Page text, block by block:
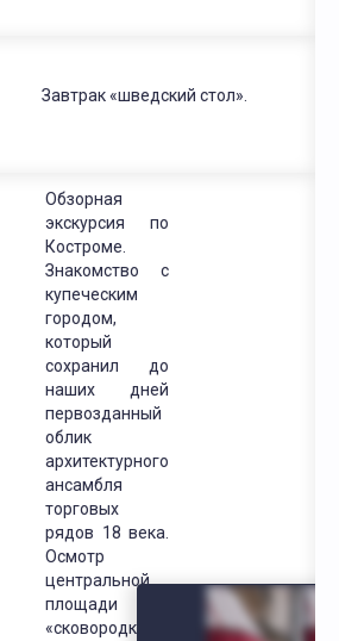
Завтрак «шведский стол».
Обзорная
экскурсия по
Костроме.
Знакомство с
купеческим
городом,
который
сохранил до
наших дней
первозданный
облик
архитектурного
ансамбля
торговых
рядов 18 века.
Осмотр
центральной
площади (
«сковородки»)